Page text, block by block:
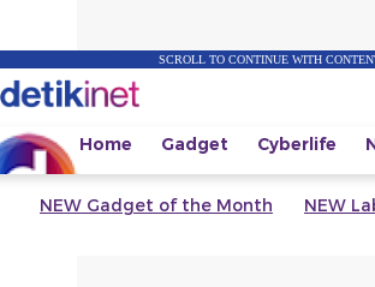
SCROLL TO CONTINUE WITH
Home Gadget Cyberlife
NEW Gadget of the Month NEW